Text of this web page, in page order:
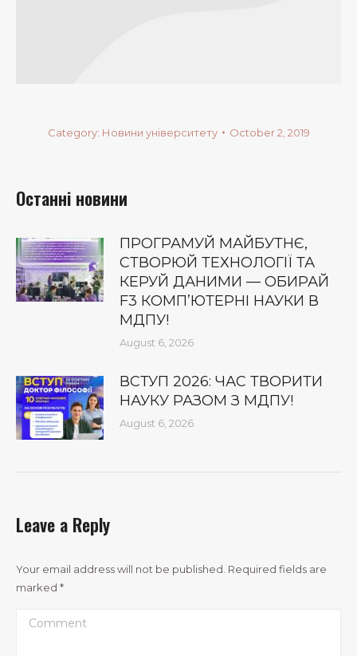
Category: Новини університету October 2, 2019
Останні новини
ПРОГРАМУЙ МАЙБУТНЄ,
СТВОРЮЙ ТЕХНОЛОГІЇ ТА
КЕРУЙ ДАНИМИ — ОБИРАЙ
F3 КОМП’ЮТЕРНІ НАУКИ В
МДПУ!
August 6, 2026
ВСТУП 2026: ЧАС ТВОРИТИ
НАУКУ РАЗОМ З МДПУ!
August 6, 2026
Leave a Reply
Your email address will not be published. Required fields are
marked *
Comment